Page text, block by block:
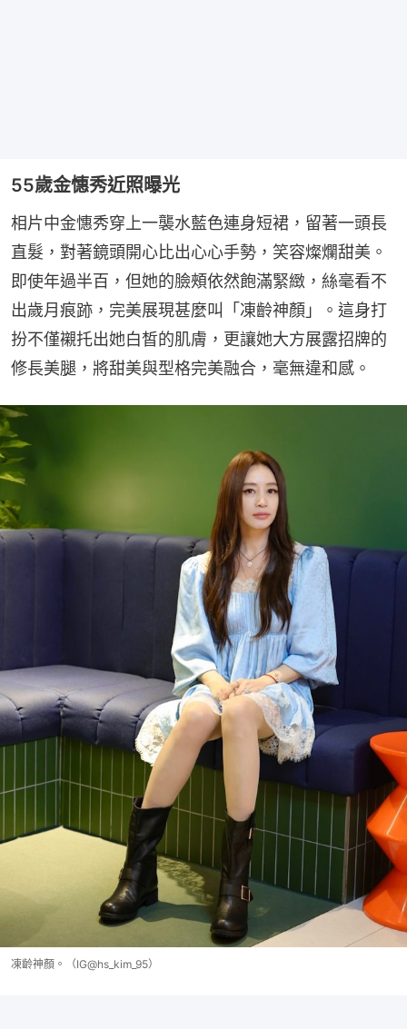
55歲金憓秀近照曝光
相片中金憓秀穿上一襲水藍色連身短裙，留著一頭長
直髮，對著鏡頭開心比出心心手勢，笑容燦爛甜美。
即使年過半百，但她的臉頰依然飽滿緊緻，絲毫看不
出歲月痕跡，完美展現甚麼叫「凍齡神顏」。這身打
扮不僅襯托出她白皙的肌膚，更讓她大方展露招牌的
修長美腿，將甜美與型格完美融合，毫無違和感。
凍齡神顏。（IG@hs_kim_95）